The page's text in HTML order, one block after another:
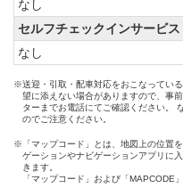
なし
セルフチェックインサービス
なし
※送迎・引取・配車対応をおこなってい
望に添えない場合がありますので、事
ターまでお電話にてご確認ください。
のでご注意ください。
※「マップコード」とは、地図上の位置
ゲーションやナビゲーションアプリに
きます。
「マップコード」および「MAPCODE